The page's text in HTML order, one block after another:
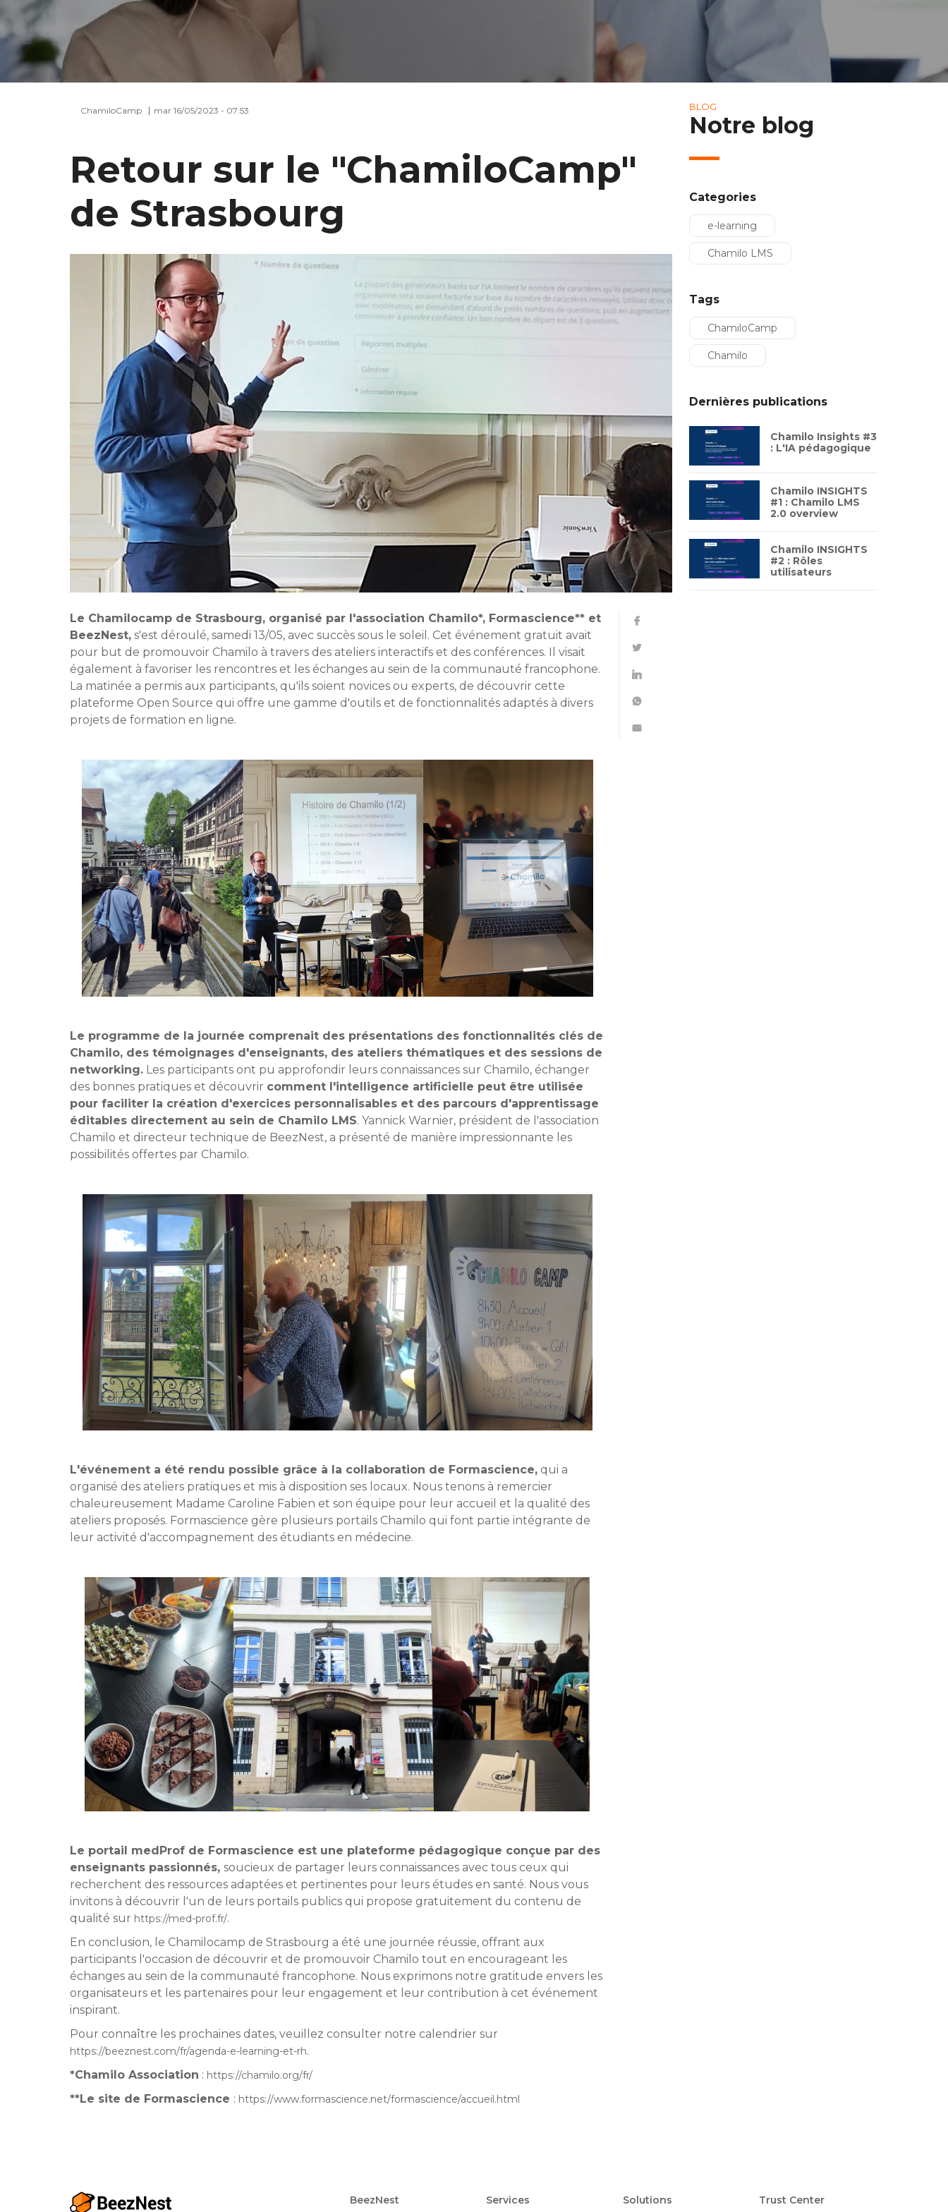
ChamiloCamp mar 16/05/2023 - 07:53
Retour sur le "ChamiloCamp"
de Strasbourg
Le Chamilocamp de Strasbourg, organisé par l'association Chamilo*, Formascience** et
BeezNest, s'est déroulé, samedi 13/05, avec succès sous le soleil. Cet événement gratuit avait
pour but de promouvoir Chamilo à travers des ateliers interactifs et des conférences. Il visait
également à favoriser les rencontres et les échanges au sein de la communauté francophone.
La matinée a permis aux participants, qu'ils soient novices ou experts, de découvrir cette
plateforme Open Source qui offre une gamme d'outils et de fonctionnalités adaptés à divers
projets de formation en ligne.
Le programme de la journée comprenait des présentations des fonctionnalités clés de
Chamilo, des témoignages d'enseignants, des ateliers thématiques et des sessions de
networking. Les participants ont pu approfondir leurs connaissances sur Chamilo, échanger
des bonnes pratiques et découvrir comment l'intelligence artificielle peut être utilisée
pour faciliter la création d'exercices personnalisables et des parcours d'apprentissage
éditables directement au sein de Chamilo LMS. Yannick Warnier, président de l'association
Chamilo et directeur technique de BeezNest, a présenté de manière impressionnante les
possibilités offertes par Chamilo.
L'événement a été rendu possible grâce à la collaboration de Formascience, qui a
organisé des ateliers pratiques et mis à disposition ses locaux. Nous tenons à remercier
chaleureusement Madame Caroline Fabien et son équipe pour leur accueil et la qualité des
ateliers proposés. Formascience gère plusieurs portails Chamilo qui font partie intégrante de
leur activité d'accompagnement des étudiants en médecine.
Le portail medProf de Formascience est une plateforme pédagogique conçue par des
enseignants passionnés,soucieux de partager leurs connaissances avec tous ceux qui
recherchent des ressources adaptées et pertinentes pour leurs études en santé. Nous vous
invitons à découvrir l'un de leurs portails publics qui propose gratuitement du contenu de
qualité sur https://med-prof.fr/.
En conclusion, le Chamilocamp de Strasbourg a été une journée réussie, offrant aux
participants l'occasion de découvrir et de promouvoir Chamilo tout en encourageant les
échanges au sein de la communauté francophone. Nous exprimons notre gratitude envers les
organisateurs et les partenaires pour leur engagement et leur contribution à cet événement
inspirant.
Pour connaître les prochaines dates, veuillez consulter notre calendrier sur
https://beeznest.com/fr/agenda-e-learning-et-rh.
*Chamilo Association : https://chamilo.org/fr/
**Le site de Formascience : https://www.formascience.net/formascience/accueil.html
BLOG
Notre blog
Categories
e-learning
Chamilo LMS
Tags
ChamiloCamp
Chamilo
Dernières publications
Chamilo Insights #3
: L'IA pédagogique
Chamilo INSIGHTS
#1 : Chamilo LMS
2.0 overview
Chamilo INSIGHTS
#2 : Rôles
utilisateurs
BeezNest Services Solutions Trust Center